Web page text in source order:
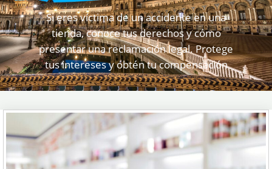
Si eres víctima de un accidente en una
tienda, conoce tus derechos y cómo
presentar una reclamación legal. Protege
tus intereses y obtén tu compensación